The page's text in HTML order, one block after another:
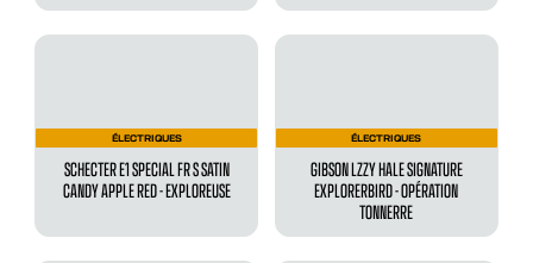
ÉLECTRIQUES
SCHECTER E1 SPECIAL FR S SATIN
CANDY APPLE RED - EXPLOREUSE
ÉLECTRIQUES
GIBSON LZZY HALE SIGNATURE
EXPLORERBIRD - OPÉRATION
TONNERRE